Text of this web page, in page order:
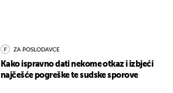
ZA POSLODAVCE
Kako ispravno dati nekome otkaz i izbjeći
najčešće pogreške te sudske sporove